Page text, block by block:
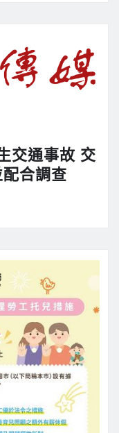
交通事故 交
合調查